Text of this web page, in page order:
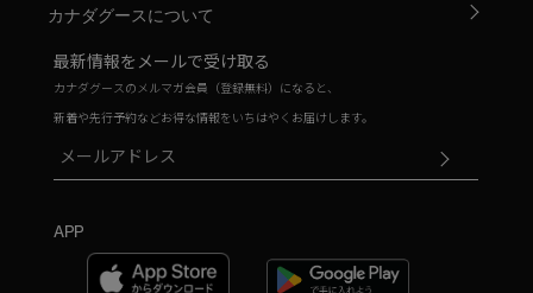
カナダグースについて
最新情報をメールで受け取る
カナダグースのメルマガ会員（登録無料）になると、
新着や先行予約などお得な情報をいちはやくお届けします。
APP